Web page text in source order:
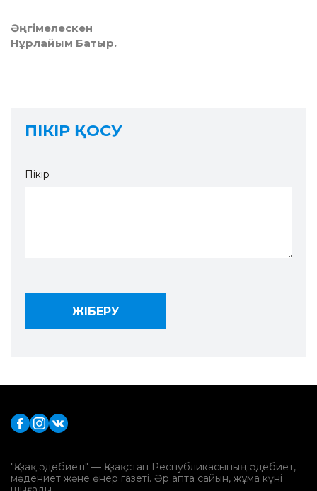
Әңгімелескен
Нұрлайым Батыр.
ПІКІР ҚОСУ
Пікір
"Қазақ әдебиеті" — Қазақстан Республикасының әдебиет,
мәдениет және өнер газеті. Әр апта сайын, жұма күні